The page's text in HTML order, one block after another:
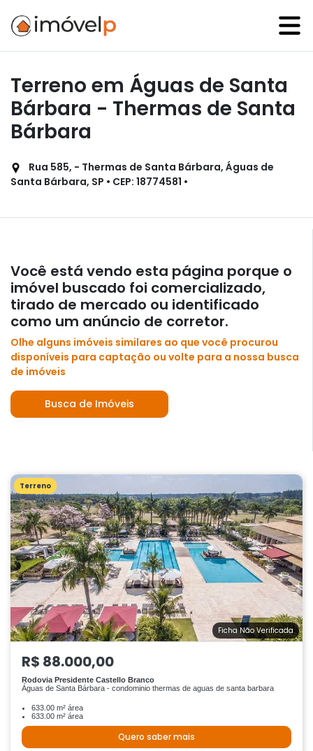
Terreno em Águas de Santa
Bárbara - Thermas de Santa
Bárbara
Rua 585, - Thermas de Santa Bárbara, Águas de
Santa Bárbara, SP • CEP: 18774581 •
Você está vendo esta página porque o
imóvel buscado foi comercializado,
tirado de mercado ou identificado
como um anúncio de corretor.
Olhe alguns imóveis similares ao que você procurou
disponíveis para captação ou volte para a nossa busca
de imóveis
Busca de Imóveis
Terreno
Ficha Não Verificada
R$ 88.000,00
Rodovia Presidente Castello Branco
Águas de Santa Bárbara - condominio thermas de aguas de santa barbara
633.00 m² área
633.00 m² área
Quero saber mais